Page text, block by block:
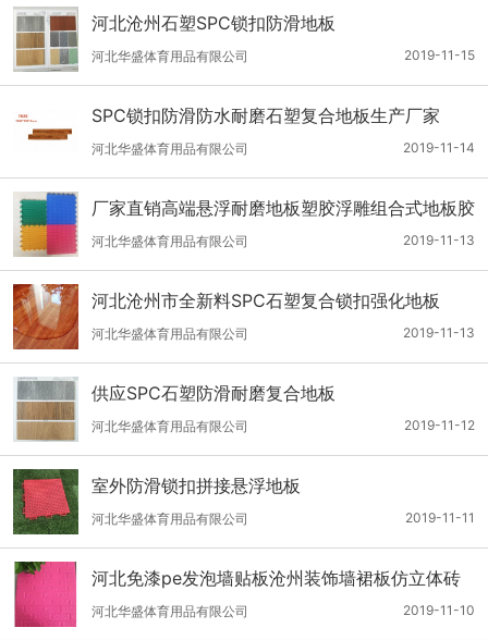
河北沧州石塑SPC锁扣防滑地板
2019-11-15
河北华盛体育用品有限公司
SPC锁扣防滑防水耐磨石塑复合地板生产厂家
2019-11-14
河北华盛体育用品有限公司
厂家直销高端悬浮耐磨地板塑胶浮雕组合式地板胶
2019-11-13
河北华盛体育用品有限公司
河北沧州市全新料SPC石塑复合锁扣强化地板
2019-11-13
河北华盛体育用品有限公司
供应SPC石塑防滑耐磨复合地板
2019-11-12
河北华盛体育用品有限公司
室外防滑锁扣拼接悬浮地板
2019-11-11
河北华盛体育用品有限公司
河北免漆pe发泡墙贴板沧州装饰墙裙板仿立体砖
纹护墙板
2019-11-10
河北华盛体育用品有限公司